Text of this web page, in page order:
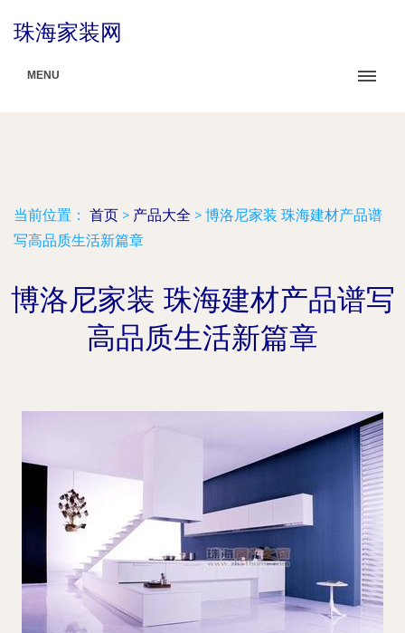
珠海家装网
MENU
当前位置： 首页 > 产品大全 > 博洛尼家装 珠海建材产品谱
写高品质生活新篇章
博洛尼家装 珠海建材产品谱写
高品质生活新篇章